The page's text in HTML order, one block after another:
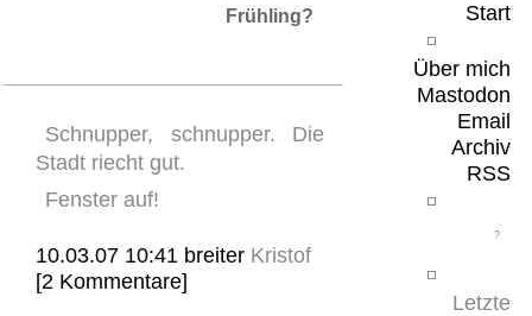
Start
Über mich
Mastodon
Email
Archiv
RSS
Letzte
Frühling?
Schnupper, schnupper. Die
Stadt riecht gut.
Fenster auf!
10.03.07 10:41 breiter Kristof
[2 Kommentare]